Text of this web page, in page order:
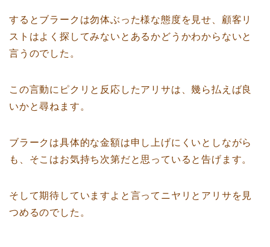
するとブラークは勿体ぶった様な態度を見せ、顧客リ
ストはよく探してみないとあるかどうかわからないと
言うのでした。
この言動にピクリと反応したアリサは、幾ら払えば良
いかと尋ねます。
ブラークは具体的な金額は申し上げにくいとしながら
も、そこはお気持ち次第だと思っていると告げます。
そして期待していますよと言ってニヤリとアリサを見
つめるのでした。